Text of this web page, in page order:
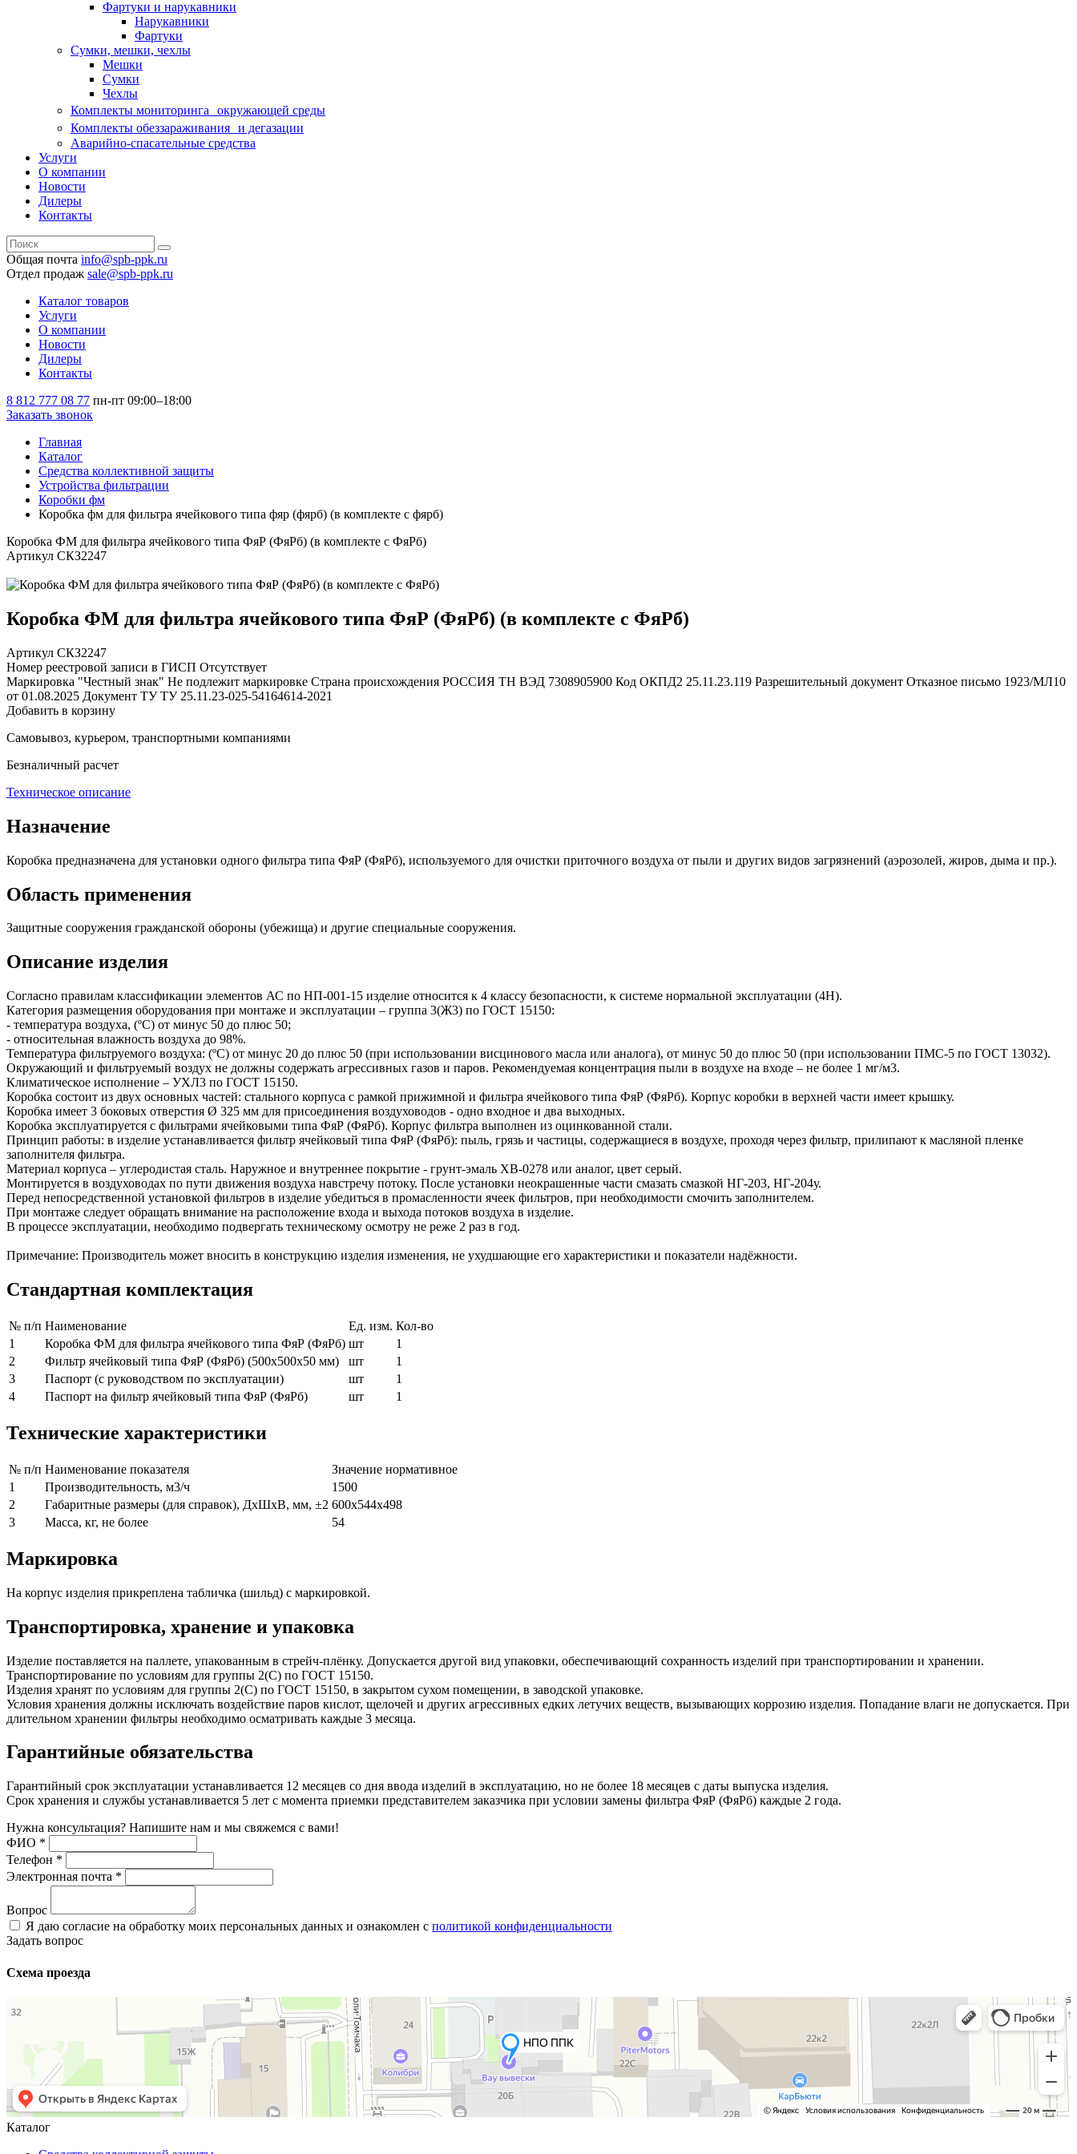
Фартуки и нарукавники
Нарукавники
Фартуки
Сумки, мешки, чехлы
Мешки
Сумки
Чехлы
Комплекты мониторинга окружающей среды
Комплекты обеззараживания и дегазации
Аварийно-спасательные средства
Услуги
О компании
Новости
Дилеры
Контакты
Общая почта info@spb-ppk.ru
Отдел продаж sale@spb-ppk.ru
Каталог товаров
Услуги
О компании
Новости
Дилеры
Контакты
8 812 777 08 77 пн-пт 09:00–18:00
Заказать звонок
Главная
Каталог
Средства коллективной защиты
Устройства фильтрации
Коробки фм
Коробка фм для фильтра ячейкового типа фяр (фярб) (в комплекте с фярб)
Коробка ФМ для фильтра ячейкового типа ФяР (ФяРб) (в комплекте с ФяРб)
Артикул СКЗ2247
Коробка ФМ для фильтра ячейкового типа ФяР (ФяРб) (в комплекте с ФяРб)
Артикул СКЗ2247
Номер реестровой записи в ГИСП Отсутствует
Маркировка "Честный знак" Не подлежит маркировке Страна происхождения РОССИЯ ТН ВЭД 7308905900 Код ОКПД2 25.11.23.119 Разрешительный документ Отказное письмо 1923/МЛ10
от 01.08.2025 Документ ТУ ТУ 25.11.23-025-54164614-2021
Добавить в корзину
Самовывоз, курьером, транспортными компаниями
Безналичный расчет
Техническое описание
Назначение
Коробка предназначена для установки одного фильтра типа ФяР (ФяРб), используемого для очистки приточного воздуха от пыли и других видов загрязнений (аэрозолей, жиров, дыма и пр.).
Область применения
Защитные сооружения гражданской обороны (убежища) и другие специальные сооружения.
Описание изделия
Согласно правилам классификации элементов АС по НП-001-15 изделие относится к 4 классу безопасности, к системе нормальной эксплуатации (4Н).
Категория размещения оборудования при монтаже и эксплуатации – группа 3(Ж3) по ГОСТ 15150:
- температура воздуха, (ºС) от минус 50 до плюс 50;
- относительная влажность воздуха до 98%.
Температура фильтруемого воздуха: (ºС) от минус 20 до плюс 50 (при использовании висцинового масла или аналога), от минус 50 до плюс 50 (при использовании ПМС-5 по ГОСТ 13032).
Окружающий и фильтруемый воздух не должны содержать агрессивных газов и паров. Рекомендуемая концентрация пыли в воздухе на входе – не более 1 мг/м3.
Климатическое исполнение – УХЛ3 по ГОСТ 15150.
Коробка состоит из двух основных частей: стального корпуса с рамкой прижимной и фильтра ячейкового типа ФяР (ФяРб). Корпус коробки в верхней части имеет крышку.
Коробка имеет 3 боковых отверстия Ø 325 мм для присоединения воздуховодов - одно входное и два выходных.
Коробка эксплуатируется с фильтрами ячейковыми типа ФяР (ФяРб). Корпус фильтра выполнен из оцинкованной стали.
Принцип работы: в изделие устанавливается фильтр ячейковый типа ФяР (ФяРб): пыль, грязь и частицы, содержащиеся в воздухе, проходя через фильтр, прилипают к масляной пленке
заполнителя фильтра.
Материал корпуса – углеродистая сталь. Наружное и внутреннее покрытие - грунт-эмаль ХВ-0278 или аналог, цвет серый.
Монтируется в воздуховодах по пути движения воздуха навстречу потоку. После установки неокрашенные части смазать смазкой НГ-203, НГ-204у.
Перед непосредственной установкой фильтров в изделие убедиться в промасленности ячеек фильтров, при необходимости смочить заполнителем.
При монтаже следует обращать внимание на расположение входа и выхода потоков воздуха в изделие.
В процессе эксплуатации, необходимо подвергать техническому осмотру не реже 2 раз в год.
Примечание: Производитель может вносить в конструкцию изделия изменения, не ухудшающие его характеристики и показатели надёжности.
Стандартная комплектация
№ п/п Наименование Ед. изм. Кол-во
1
Коробка ФМ для фильтра ячейкового типа ФяР (ФяРб) шт
1
2
Фильтр ячейковый типа ФяР (ФяРб) (500х500х50 мм) шт
1
3
Паспорт (с руководством по эксплуатации) шт
1
4
Паспорт на фильтр ячейковый типа ФяР (ФяРб) шт 1
Технические характеристики
№ п/п Наименование показателя
Значение нормативное
1
Производительность, м3/ч
1500
2
Габаритные размеры (для справок), ДхШхВ, мм, ±2 600х544х498
3
Масса, кг, не более 54
Маркировка
На корпус изделия прикреплена табличка (шильд) с маркировкой.
Транспортировка, хранение и упаковка
Изделие поставляется на паллете, упакованным в стрейч-плёнку. Допускается другой вид упаковки, обеспечивающий сохранность изделий при транспортировании и хранении.
Транспортирование по условиям для группы 2(С) по ГОСТ 15150.
Изделия хранят по условиям для группы 2(С) по ГОСТ 15150, в закрытом сухом помещении, в заводской упаковке.
Условия хранения должны исключать воздействие паров кислот, щелочей и других агрессивных едких летучих веществ, вызывающих коррозию изделия. Попадание влаги не допускается. При
длительном хранении фильтры необходимо осматривать каждые 3 месяца.
Гарантийные обязательства
Гарантийный срок эксплуатации устанавливается 12 месяцев со дня ввода изделий в эксплуатацию, но не более 18 месяцев с даты выпуска изделия.
Срок хранения и службы устанавливается 5 лет с момента приемки представителем заказчика при условии замены фильтра ФяР (ФяРб) каждые 2 года.
Нужна консультация? Напишите нам и мы свяжемся с вами!
ФИО *
Телефон *
Электронная почта *
Вопрос
Я даю согласие на обработку моих персональных данных и ознакомлен с политикой конфиденциальности
Задать вопрос
Схема проезда
Каталог